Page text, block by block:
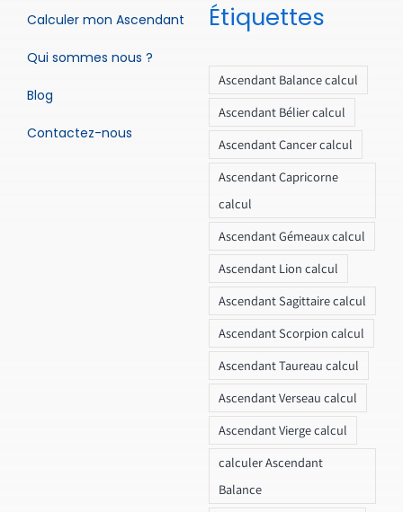
Calculer mon Ascendant
Qui sommes nous ?
Blog
Contactez-nous
Étiquettes
Ascendant Balance calcul
Ascendant Bélier calcul
Ascendant Cancer calcul
Ascendant Capricorne
calcul
Ascendant Gémeaux calcul
Ascendant Lion calcul
Ascendant Sagittaire calcul
Ascendant Scorpion calcul
Ascendant Taureau calcul
Ascendant Verseau calcul
Ascendant Vierge calcul
calculer Ascendant
Balance